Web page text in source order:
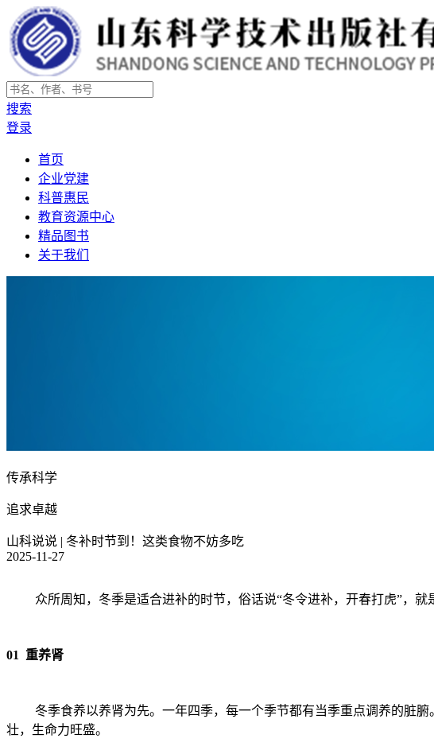
搜索
登录
首页
企业党建
科普惠民
教育资源中心
精品图书
关于我们
传承科学
追求卓越
山科说说 | 冬补时节到！这类食物不妨多吃
2025-11-27
众所周知，冬季是适合进补的时节，俗话说“冬令进补，开春打虎”，
01 重养肾
冬季食养以养肾为先。一年四季，每一个季节都有当季重点调养的脏
壮，生命力旺盛。